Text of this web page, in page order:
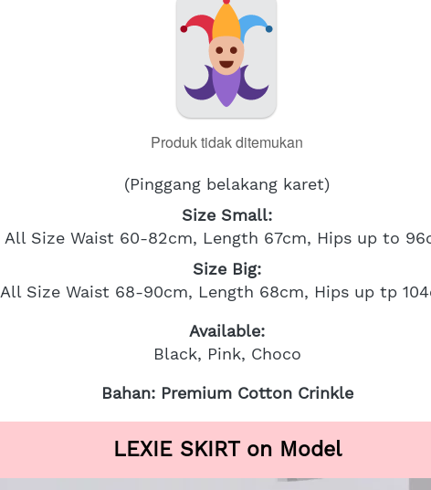
Produk tidak ditemukan
(Pinggang belakang karet)
Size Small:
All Size Waist 60-82cm, Length 67cm, Hips up to
Size Big:
All Size Waist 68-90cm, Length 68cm, Hips up tp
Available:
Black, Pink, Choco
Bahan: Premium Cotton Crinkle
LEXIE SKIRT on Model